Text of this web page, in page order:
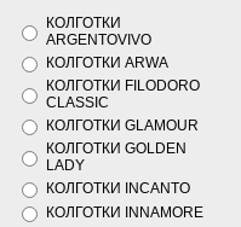
КОЛГОТКИ
ARGENTOVIVO
КОЛГОТКИ ARWA
КОЛГОТКИ FILODORO
CLASSIC
КОЛГОТКИ GLAMOUR
КОЛГОТКИ GOLDEN
LADY
КОЛГОТКИ INCANTO
КОЛГОТКИ INNAMORE